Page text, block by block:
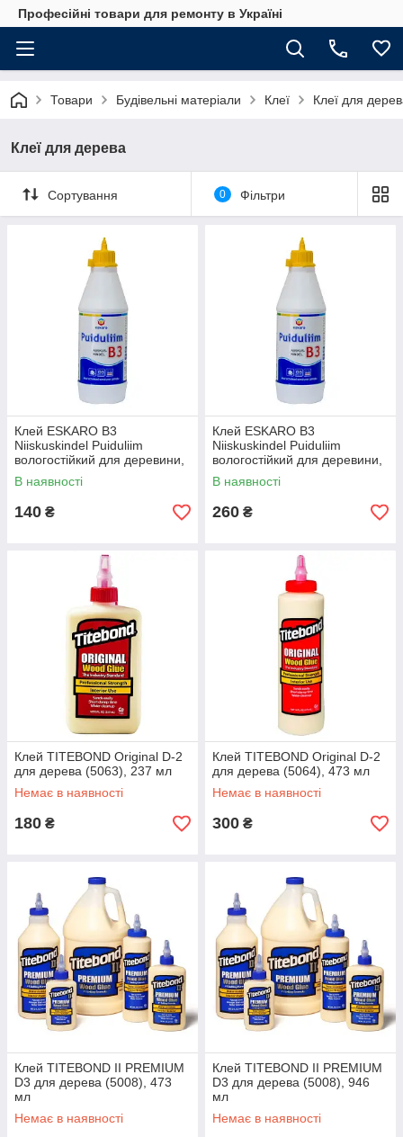
Професійні товари для ремонту в Україні
Товари Будівельні матеріали Клеї Клеї для
Клеї для дерева
Сортування 0 Фільтри
Клей ESKARO B3
Niiskuskindel Puiduliim
вологостійкий для деревини,
0,33 л
В наявності
140 ₴
Клей ESKARO B3
Niiskuskindel Puiduliim
вологостійкий для деревини,
0,75 л
В наявності
260 ₴
Клей TITEBOND Original D-2
для дерева (5063), 237 мл
Немає в наявності
180 ₴
Клей TITEBOND Original D-2
для дерева (5064), 473 мл
Немає в наявності
300 ₴
Клей TITEBOND II PREMIUM
D3 для дерева (5008), 473
мл
Немає в наявності
Клей TITEBOND II PREMIUM
D3 для дерева (5008), 946
мл
Немає в наявності